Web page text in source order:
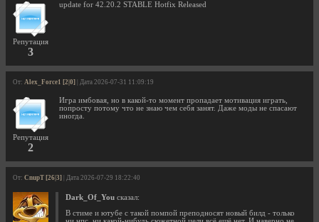
Репутация
3
update for 42.20.2 STABLE Hotfix Released
От: Alex_Force1 [2|0] | Дата 2026-07-31 11:09:19
Репутация
2
Игра имбовая, но в какой-то момент пропадает мотивация играть,
попросту потому что не знаю чем себя занят. Даже моды не спасают
иногда.
От: CnupT [26|3] | Дата 2026-07-29 18:22:40
Dark_Of_You сказал:
В стиме и ютубе с такой помпой преподносят новый билд - только